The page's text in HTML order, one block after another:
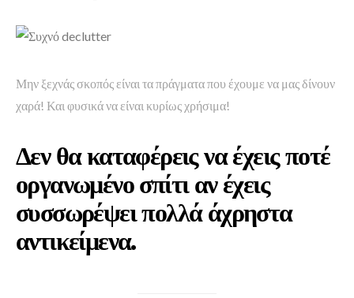
Μην ξεχνάς σκοπός είναι τα πράγματα που έχουμε να μας δίνουν
χαρά! Και φυσικά να είναι κυρίως χρήσιμα!
Δεν θα καταφέρεις να έχεις ποτέ
οργανωμένο σπίτι αν έχεις
συσσωρέψει πολλά άχρηστα
αντικείμενα.